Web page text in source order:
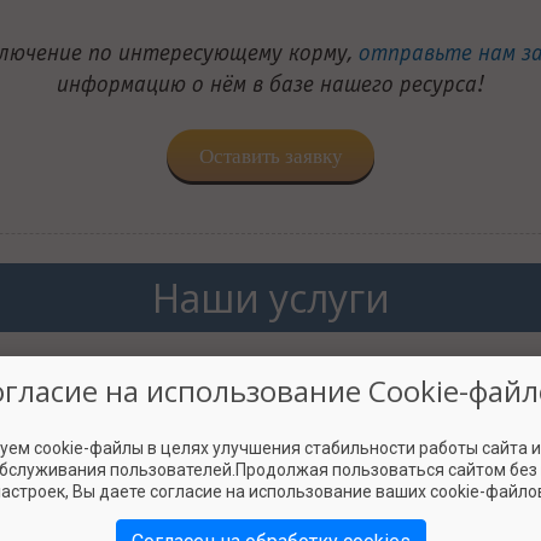
по интересующему корму, отправьте нам
информацию о нём в базе нашего ресурса!
Оставить заявку
Наши услуги
вашу ситуацию и
решить вопросы по
Подберём три варианта
питомца по вашему
на использование Cookie-
cookie-файлы в целях улучшения стабильности работы сайта
пользователей.Продолжая пользоваться сайтом
Вы даете согласие на использование ваших cookie-